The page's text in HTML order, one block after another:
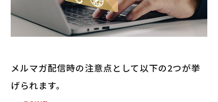
メルマガ配信時の注意点として以下の2つが挙
げられます。